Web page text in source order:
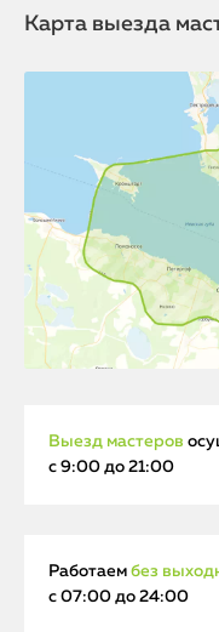
Карта выезда
Выезд мастеров
с 9:00 до 21:00
Работаем без
с 07:00 до 24:00